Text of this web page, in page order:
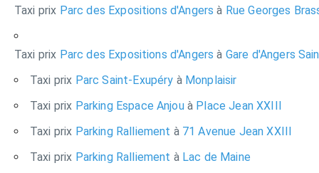
Taxi prix Parc des Expositions d'Angersà Rue Georges
Taxi prix Parc des Expositions d'Angersà Gare d'Angers
Taxi prix Parc Saint-Exupéry àMonplaisir
Taxi prix Parking Espace Anjou à Place Jean XXIII
Taxi prix Parking Ralliement à71 Avenue Jean XXIII
Taxi prix Parking Ralliement àLac de Maine